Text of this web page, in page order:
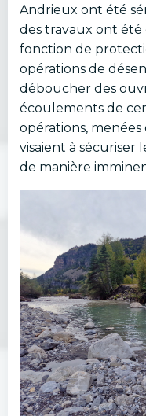
Andrieux ont été
des travaux ont
fonction de
opérations de
déboucher des
écoulements de
opérations, menées
visaient à sécuriser
de manière